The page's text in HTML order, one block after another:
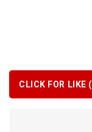
CLICK FOR LIKE (